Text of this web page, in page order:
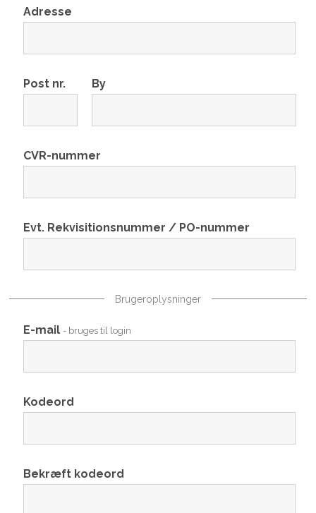
Adresse
Post nr. By
CVR-nummer
Evt. Rekvisitionsnummer / PO-nummer
Brugeroplysninger
E-mail - bruges til login
Kodeord
Bekræft kodeord